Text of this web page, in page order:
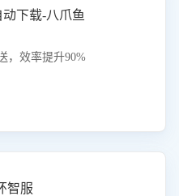
下载-八爪鱼
，效率提升90%
智服